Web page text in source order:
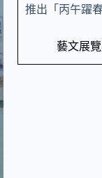
推出「丙午躍
藝文展覽